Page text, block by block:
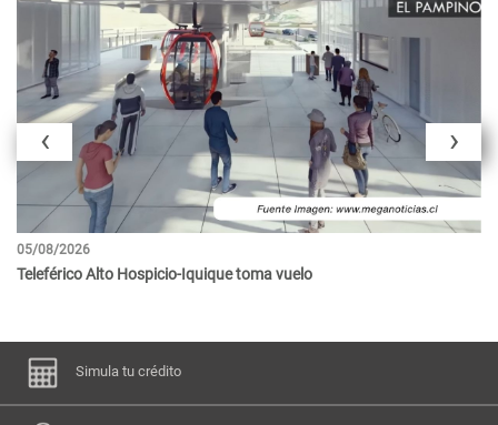
05/08/2026
Teleférico Alto Hospicio-Iquique toma vuelo
‹ ›
Simula tu crédito